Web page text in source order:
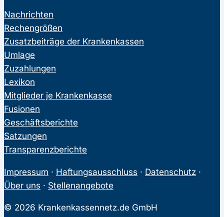
Nachrichten
Rechengrößen
Zusatzbeiträge der Krankenkassen
Umlage
Zuzahlungen
Lexikon
Mitglieder je Krankenkasse
Fusionen
Geschäftsberichte
Satzungen
Transparenzberichte
Impressum · Haftungsausschluss · Datenschutz ·
Über uns · Stellenangebote
© 2026 Krankenkassennetz.de GmbH